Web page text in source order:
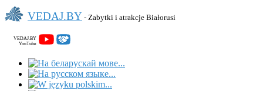
VEDAJ.BY - Zabytki i atrakcje Białorusi
VEDAJ.BY
YouTube